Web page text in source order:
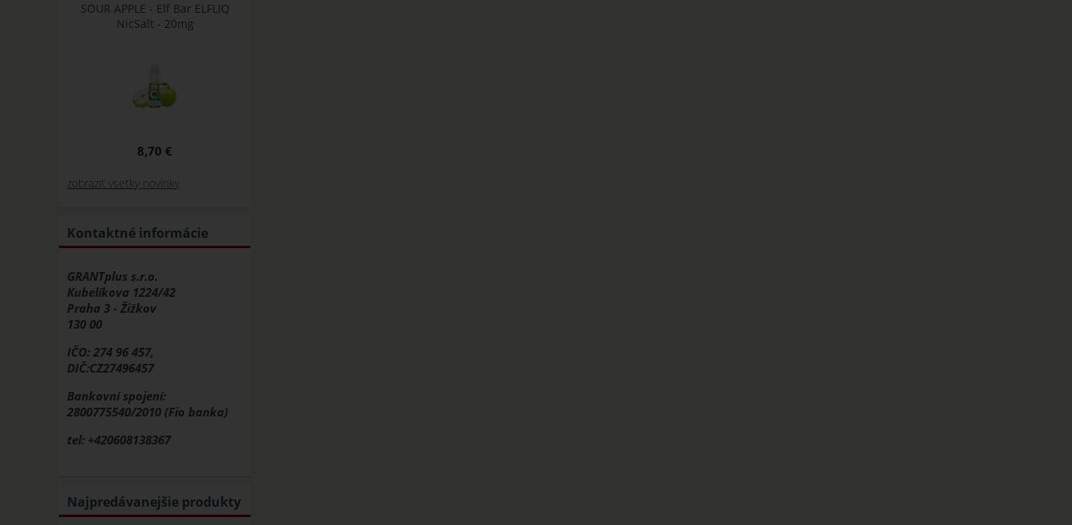
SOUR APPLE - Elf Bar ELFLIQ
NicSalt - 20mg
8,70 €
zobraziť vsetky novinky
Kontaktné informácie
GRANTplus s.r.o.
Kubelíkova 1224/42
Praha 3 - Žižkov
130 00
IČO: 274 96 457,
DIČ:CZ27496457
Bankovní spojení:
2800775540/2010 (Fio banka)
tel: +420608138367
Najpredávanejšie produkty